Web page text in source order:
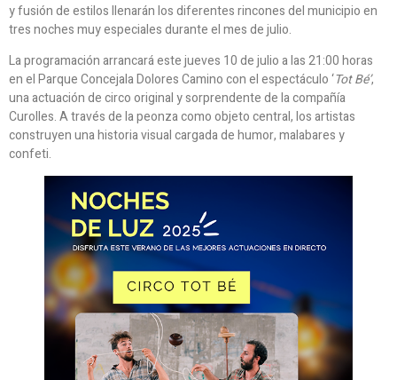
y fusión de estilos llenarán los diferentes rincones del municipio en
tres noches muy especiales durante el mes de julio.
La programación arrancará este jueves 10 de julio a las 21:00 horas
en el Parque Concejala Dolores Camino con el espectáculo ‘Tot Bé’,
una actuación de circo original y sorprendente de la compañía
Curolles. A través de la peonza como objeto central, los artistas
construyen una historia visual cargada de humor, malabares y
confeti.